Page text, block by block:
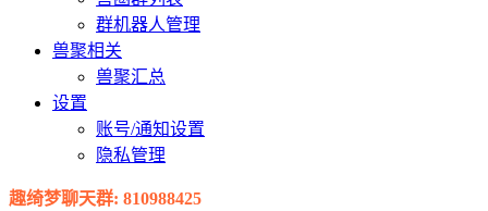
群机器人管理
兽聚相关
兽聚汇总
设置
账号/通知设置
隐私管理
趣绮梦聊天群: 810988425